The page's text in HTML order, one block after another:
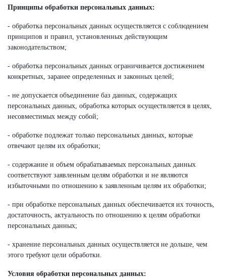
Принципы обработки персональных данных:
- обработка персональных данных осуществляется с соблюдением
принципов и правил, установленных действующим
законодательством;
- обработка персональных данных ограничивается достижением
конкретных, заранее определенных и законных целей;
- не допускается объединение баз данных, содержащих
персональных данных, обработка которых осуществляется в целях,
несовместимых между собой;
- обработке подлежат только персональных данных, которые
отвечают целям их обработки;
- содержание и объем обрабатываемых персональных данных
соответствуют заявленным целям обработки и не являются
избыточными по отношению к заявленным целям их обработки;
- при обработке персональных данных обеспечивается их точность,
достаточность, актуальность по отношению к целям обработки
персональных данных;
- хранение персональных данных осуществляется не дольше, чем
этого требуют цели обработки.
Условия обработки персональных данных: